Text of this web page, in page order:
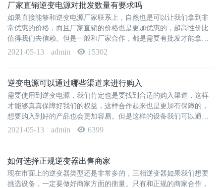
厂家直销逆变电源对批发数量有要求吗
如果直接能够和逆变电源厂家联系上，自然也是可以让我们拿到非
常优惠的价格，而且厂家直销的价格也是更加优惠的，超高性价比
值得我们去信赖。但是一般和厂家合作，都是需要有批发才能拿到
更加优惠的价格，那么厂家对···
2021-05-13 admin 15302
逆变电源可以通过哪些渠道来进行购入
需要使用到逆变电源，我们肯定也是要找到合适的购入渠道，这样
才能够真真保障好我们的权益，这样合作起来也是更加有保障的，
想要购入到好的产品也会更加容易。但是这样的设备我们可以通过
哪些渠道购入呢？购入这类设···
2021-05-13 admin 6399
如何选择正规逆变器出售商家
现在市面上的逆变器类型还是非常多的，三相逆变器如果我们想要
挑选设备，一定要做好商家方面的衡量。只有和正规的商家合作，